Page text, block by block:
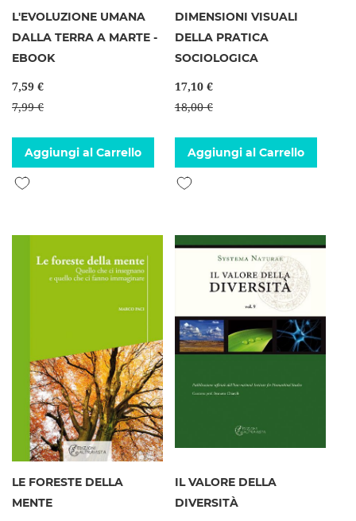
L'EVOLUZIONE UMANA
DALLA TERRA A MARTE -
EBOOK
7,59 €
7,99 €
Aggiungi al Carrello
Aggiungi alla lista desideri
DIMENSIONI VISUALI
DELLA PRATICA
SOCIOLOGICA
17,10 €
18,00 €
Aggiungi al Carrello
Aggiungi alla lista desideri
LE FORESTE DELLA
MENTE
IL VALORE DELLA
DIVERSITÀ